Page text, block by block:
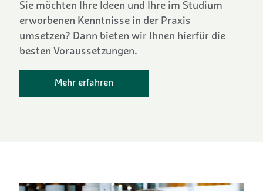
Sie möchten Ihre Ideen und Ihre im Studium
erworbenen Kenntnisse in der Praxis
umsetzen? Dann bieten wir Ihnen hierfür die
besten Voraussetzungen.
Mehr erfahren